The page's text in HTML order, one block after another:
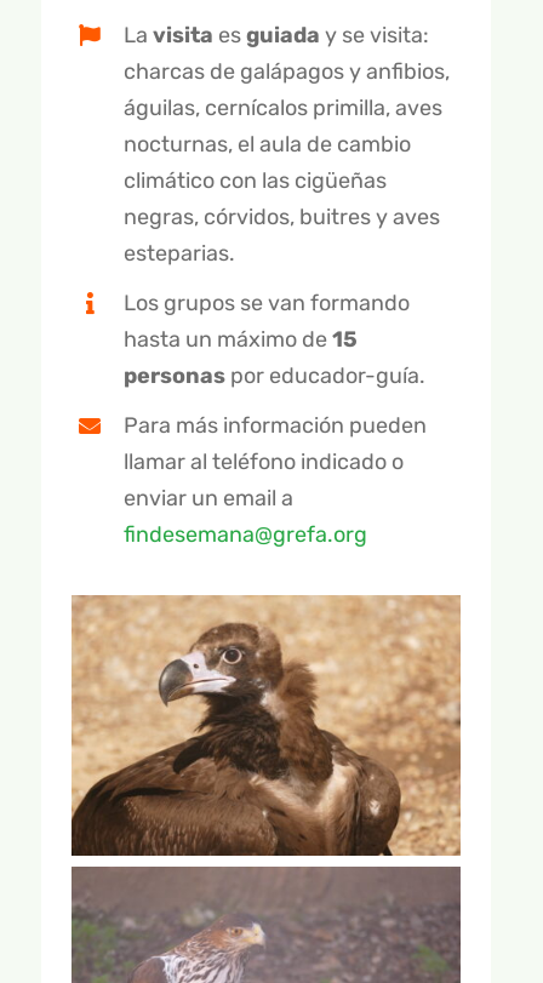
Lavisita esguiada y se visita:
charcas de galápagos y anfibios,
águilas, cernícalos primilla, aves
nocturnas, el aula de cambio
climático con las cigüeñas
negras, córvidos, buitres y aves
esteparias.
Los grupos se van formando
hasta un máximo de15
personas por educador-guía.
Para más información pueden
llamar al teléfono indicado o
enviar un email a
findesemana@grefa.org